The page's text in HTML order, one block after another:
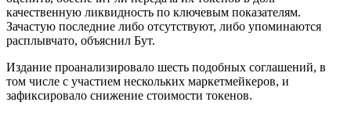
качественную ликвидность по ключевым показателям.
Зачастую последние либо отсутствуют, либо упоминаются
расплывчато, объяснил Бут.
Издание проанализировало шесть подобных соглашений, в
том числе с участием нескольких маркетмейкеров, и
зафиксировало снижение стоимости токенов.